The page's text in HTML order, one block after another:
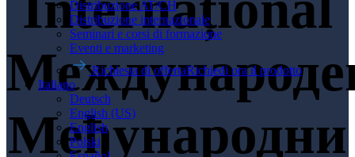
Distribuzione AT/CH
Distribuzione internazionale
Seminari e corsi di formazione
Eventi e marketing
Richiesta di offertaRichiedi ora il prodotto
Italiano
Deutsch
English (US)
English
Polski
Међународни